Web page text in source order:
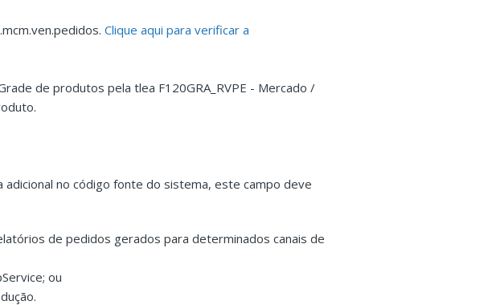
Clique aqui para verificar a
de produtos pela tlea F120GRA_RVPE - Mercado /
no código fonte do sistema, este campo deve
de pedidos gerados para determinados canais de
ou